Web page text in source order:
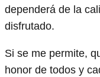
dependerá de la
disfrutado.
Si se me permite,
honor de todos y